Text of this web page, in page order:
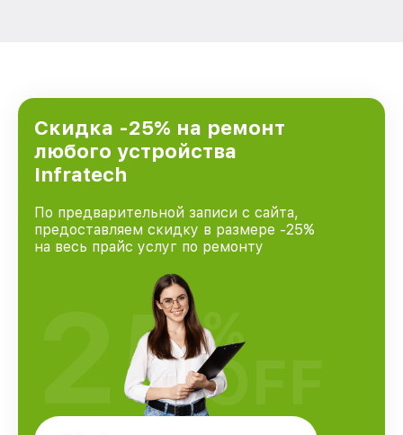
Скидка -25% на ремонт
любого устройства
Infratech
По предварительной записи с сайта,
предоставляем скидку в размере -25%
на весь прайс услуг по ремонту
25%
OFF